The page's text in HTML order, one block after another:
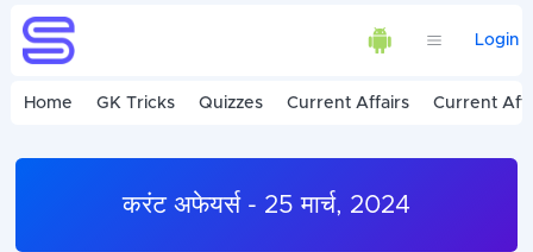
Login
Home GK Tricks Quizzes Current Affairs Current
करंट अफेयर्स - 25 मार्च, 2024